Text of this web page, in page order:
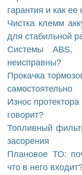
гарантия и как ее
Чистка клемм
для стабильной
Системы ABS,
неисправны?
Прокачка
самостоятельно
Износ
говорит?
Топливный
засорения
Плановое ТО:
что в него